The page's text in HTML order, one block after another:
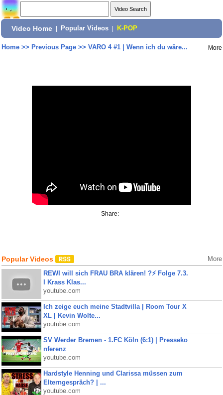
Video Home Popular Videos K-POP
Home>> Previous Page>> VARO 4 #1 | Wenn ich du wäre... More
Share:
Popular Videos More
REWI will sich FRAU BRA klären! ?⚡️ Folge 7.3.
I Krass Klas...
youtube.com
Ich zeige euch meine Stadtvilla | Room Tour X
XL | Kevin Wolte...
youtube.com
SV Werder Bremen - 1.FC Köln (6:1) | Presseko
nferenz
youtube.com
Hardstyle Henning und Clarissa müssen zum
Elterngespräch? | ...
youtube.com